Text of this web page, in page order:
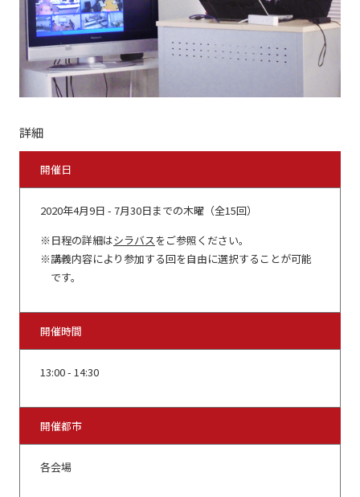
詳細
開催日
2020年4月9日 - 7月30日までの木曜（全15回）
日程の詳細はシラバスをご参照ください。
講義内容により参加する回を自由に選択することが可能
です。
開催時間
13:00 - 14:30
開催都市
各会場